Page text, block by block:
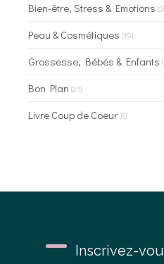
Bien-être, Stress & Emotions
Peau & Cosmétiques (19)
Grossesse, Bébés & Enfants
Bon Plan (21)
Livre Coup de Coeur(8)
Inscrivez-